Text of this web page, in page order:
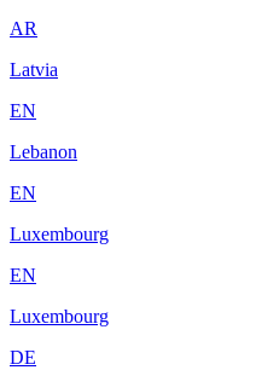
AR
Latvia
EN
Lebanon
EN
Luxembourg
EN
Luxembourg
DE